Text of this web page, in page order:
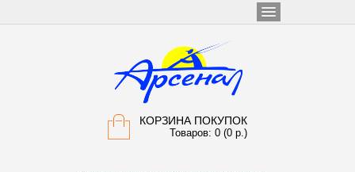
КОРЗИНА ПОКУПОК
Товаров: 0 (0 р.)